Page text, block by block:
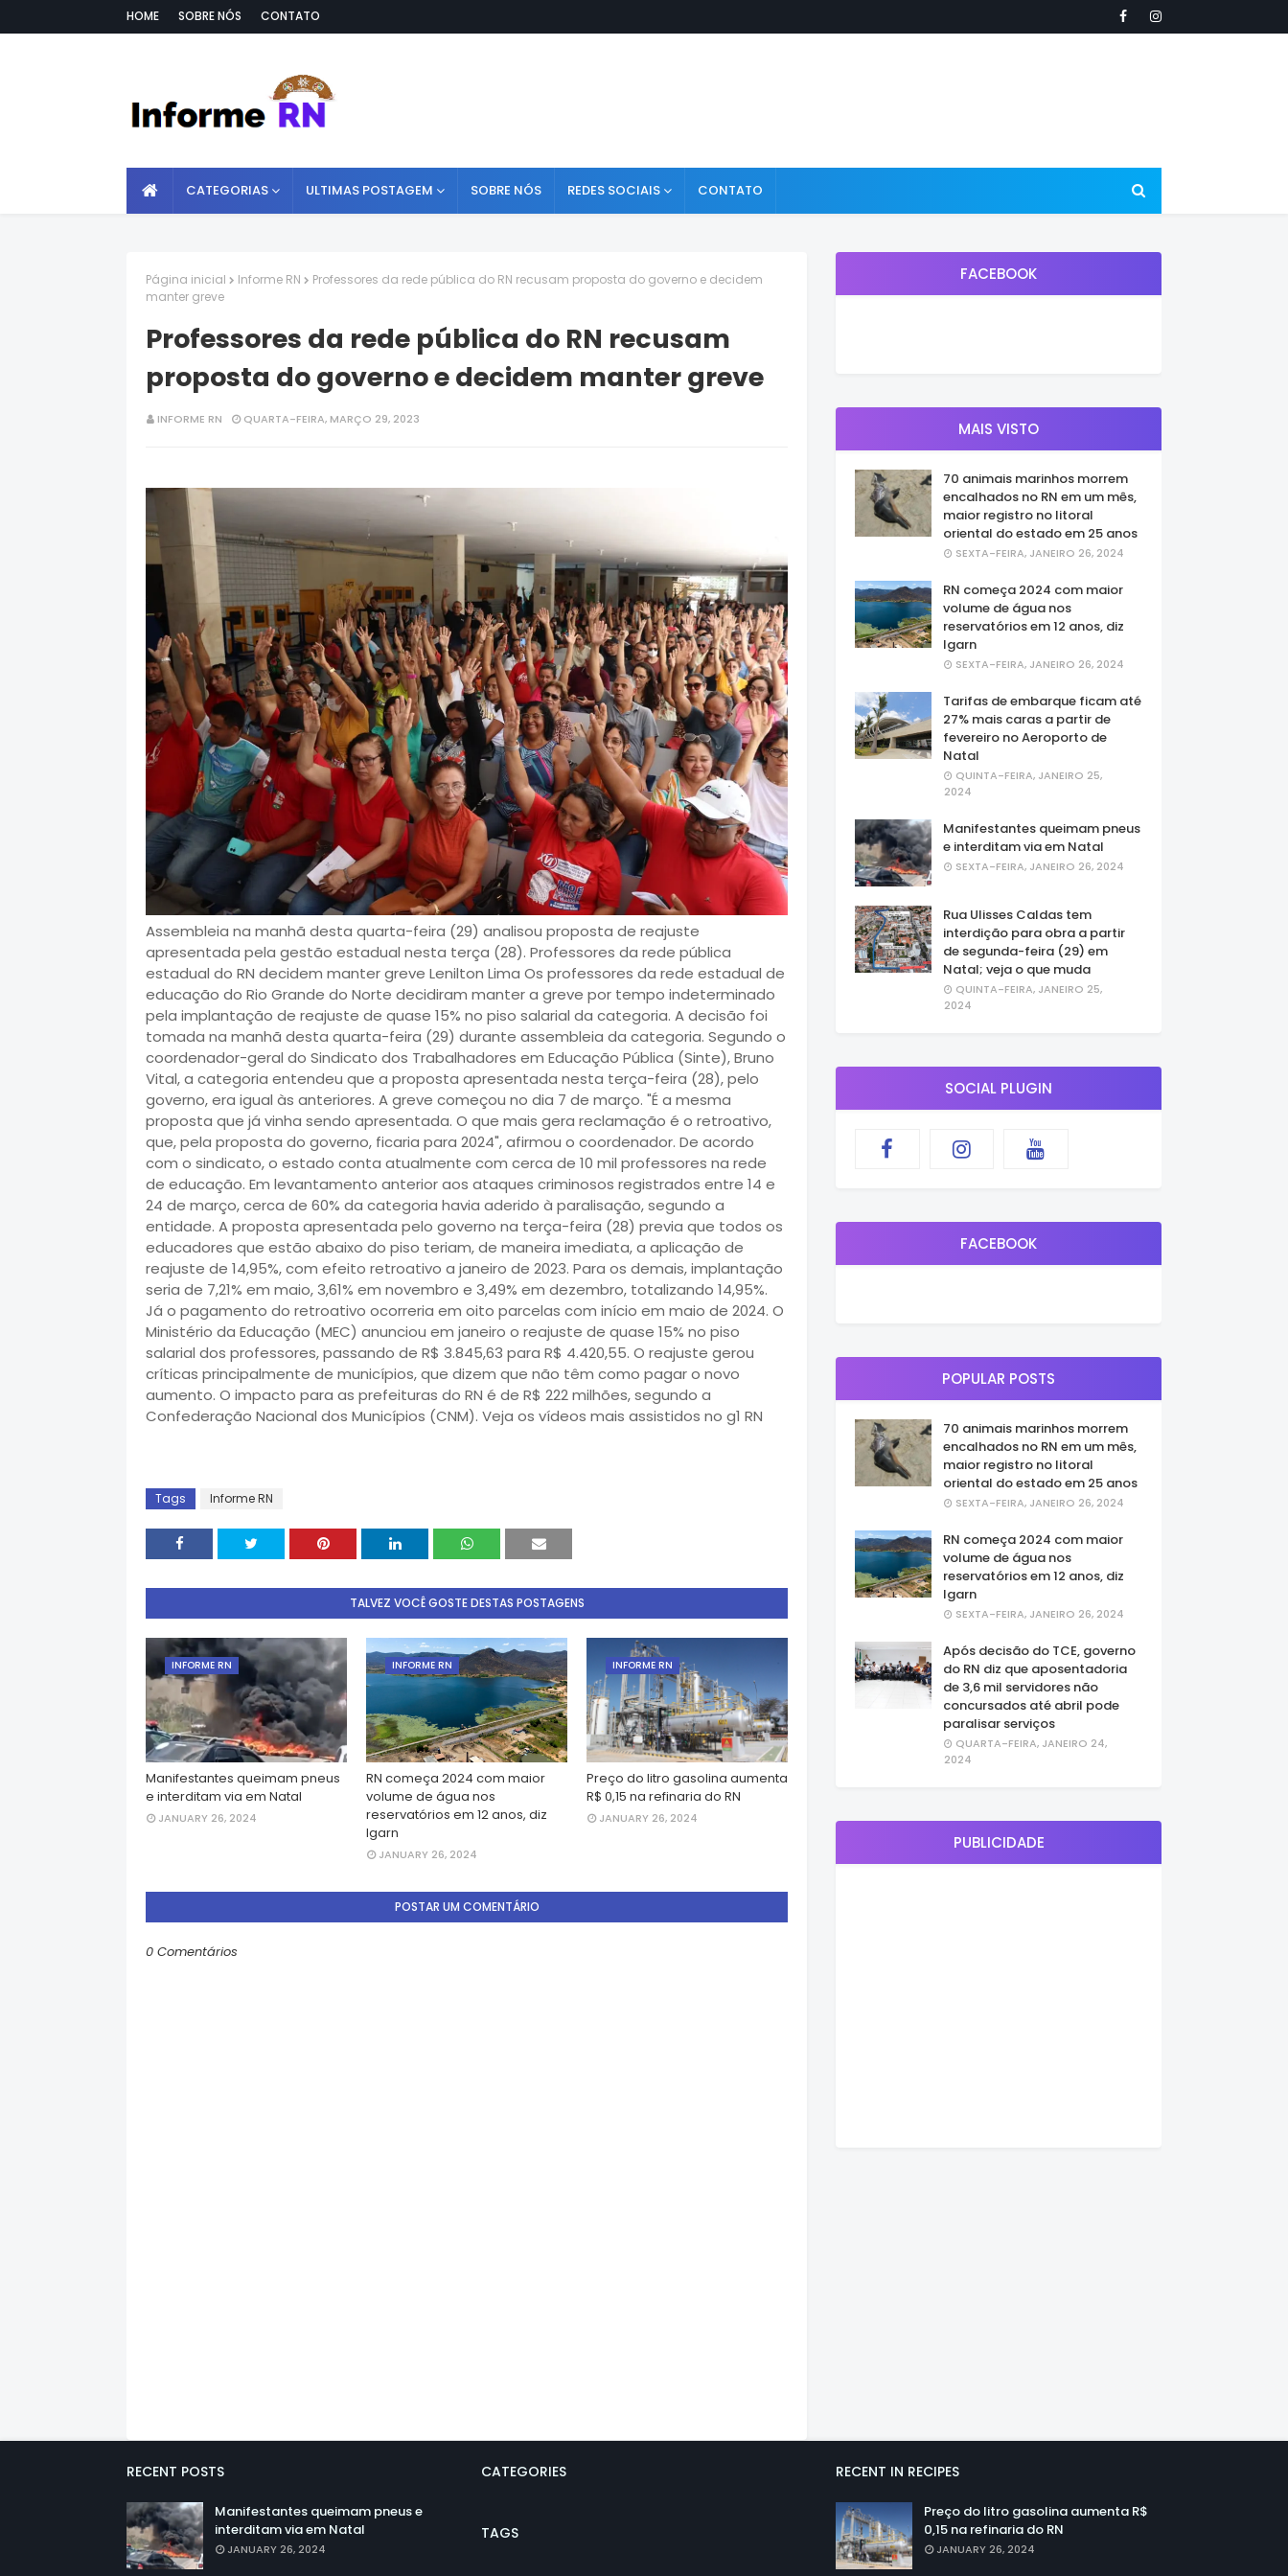
HOME SOBRE NÓS CONTATO
CATEGORIAS ULTIMAS POSTAGEM SOBRE NÓS REDES SOCIAIS CONTATO
Página inicial Informe RN
Professores da rede pública do RN recusam proposta do governo e decidem
manter greve
Professores da rede pública do RN recusam
proposta do governo e decidem manter greve
INFORME RN QUARTA-FEIRA, MARÇO 29, 2023
Assembleia na manhã desta quarta-feira (29) analisou proposta de reajuste
apresentada pela gestão estadual nesta terça (28). Professores da rede pública
estadual do RN decidem manter greve Lenilton Lima Os professores da rede estadual de
educação do Rio Grande do Norte decidiram manter a greve por tempo indeterminado
pela implantação de reajuste de quase 15% no piso salarial da categoria. A decisão foi
tomada na manhã desta quarta-feira (29) durante assembleia da categoria. Segundo o
coordenador-geral do Sindicato dos Trabalhadores em Educação Pública (Sinte), Bruno
Vital, a categoria entendeu que a proposta apresentada nesta terça-feira (28), pelo
governo, era igual às anteriores. A greve começou no dia 7 de março. "É a mesma
proposta que já vinha sendo apresentada. O que mais gera reclamação é o retroativo,
que, pela proposta do governo, ficaria para 2024", afirmou o coordenador. De acordo
com o sindicato, o estado conta atualmente com cerca de 10 mil professores na rede
de educação. Em levantamento anterior aos ataques criminosos registrados entre 14 e
24 de março, cerca de 60% da categoria havia aderido à paralisação, segundo a
entidade. A proposta apresentada pelo governo na terça-feira (28) previa que todos os
educadores que estão abaixo do piso teriam, de maneira imediata, a aplicação de
reajuste de 14,95%, com efeito retroativo a janeiro de 2023. Para os demais, implantação
seria de 7,21% em maio, 3,61% em novembro e 3,49% em dezembro, totalizando 14,95%.
Já o pagamento do retroativo ocorreria em oito parcelas com início em maio de 2024. O
Ministério da Educação (MEC) anunciou em janeiro o reajuste de quase 15% no piso
salarial dos professores, passando de R$ 3.845,63 para R$ 4.420,55. O reajuste gerou
críticas principalmente de municípios, que dizem que não têm como pagar o novo
aumento. O impacto para as prefeituras do RN é de R$ 222 milhões, segundo a
Confederação Nacional dos Municípios (CNM). Veja os vídeos mais assistidos no g1 RN
Tags Informe RN
TALVEZ VOCÊ GOSTE DESTAS POSTAGENS
INFORME RN
Manifestantes queimam pneus
e interditam via em Natal
JANUARY 26, 2024
INFORME RN
RN começa 2024 com maior
volume de água nos
reservatórios em 12 anos, diz
Igarn
JANUARY 26, 2024
INFORME RN
Preço do litro gasolina aumenta
R$ 0,15 na refinaria do RN
JANUARY 26, 2024
POSTAR UM COMENTÁRIO
0 Comentários
FACEBOOK
MAIS VISTO
70 animais marinhos morrem
encalhados no RN em um mês,
maior registro no litoral
oriental do estado em 25 anos
SEXTA-FEIRA, JANEIRO 26, 2024
RN começa 2024 com maior
volume de água nos
reservatórios em 12 anos, diz
Igarn
SEXTA-FEIRA, JANEIRO 26, 2024
Tarifas de embarque ficam até
27% mais caras a partir de
fevereiro no Aeroporto de
Natal
QUINTA-FEIRA, JANEIRO 25,
2024
Manifestantes queimam pneus
e interditam via em Natal
SEXTA-FEIRA, JANEIRO 26, 2024
Rua Ulisses Caldas tem
interdição para obra a partir
de segunda-feira (29) em
Natal; veja o que muda
QUINTA-FEIRA, JANEIRO 25,
2024
SOCIAL PLUGIN
FACEBOOK
POPULAR POSTS
70 animais marinhos morrem
encalhados no RN em um mês,
maior registro no litoral
oriental do estado em 25 anos
SEXTA-FEIRA, JANEIRO 26, 2024
RN começa 2024 com maior
volume de água nos
reservatórios em 12 anos, diz
Igarn
SEXTA-FEIRA, JANEIRO 26, 2024
Após decisão do TCE, governo
do RN diz que aposentadoria
de 3,6 mil servidores não
concursados até abril pode
paralisar serviços
QUARTA-FEIRA, JANEIRO 24,
2024
PUBLICIDADE
RECENT POSTS
Manifestantes queimam pneus e
interditam via em Natal
JANUARY 26, 2024
CATEGORIES
TAGS
RECENT IN RECIPES
Preço do litro gasolina aumenta R$
0,15 na refinaria do RN
JANUARY 26, 2024